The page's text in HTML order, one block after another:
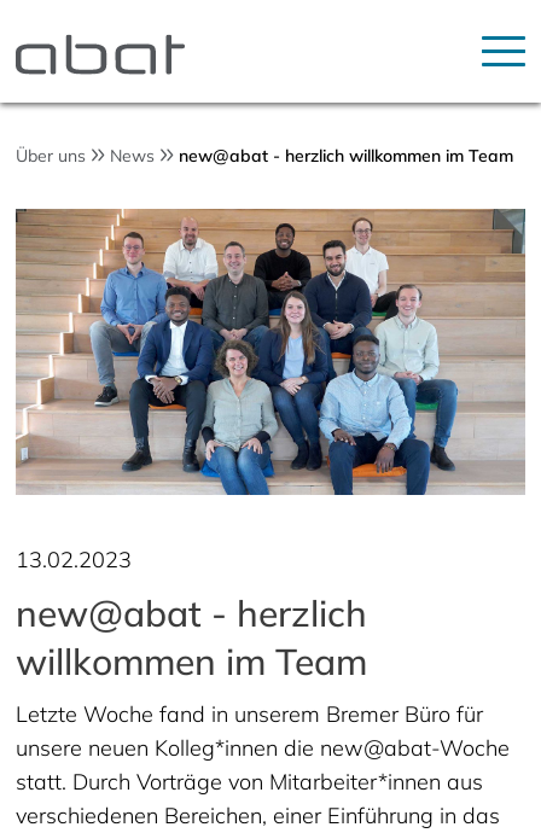
Über uns News new@abat - herzlich willkommen im Team
13.02.2023
new@abat - herzlich
willkommen im Team
Letzte Woche fand in unserem Bremer Büro für
unsere neuen Kolleg*innen die new@abat-Woche
statt. Durch Vorträge von Mitarbeiter*innen aus
verschiedenen Bereichen, einer Einführung in das